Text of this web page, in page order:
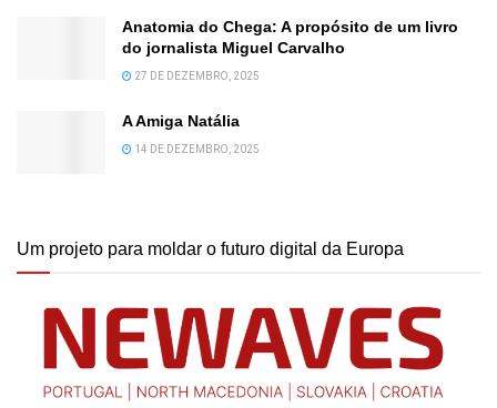
Anatomia do Chega: A propósito de um livro
do jornalista Miguel Carvalho
27 DE DEZEMBRO, 2025
A Amiga Natália
14 DE DEZEMBRO, 2025
Um projeto para moldar o futuro digital da Europa